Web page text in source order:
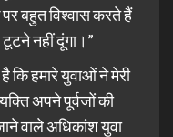
बहुत विश्वास करते हैं
नहीं दूंगा।”
कि हमारे युवाओं ने मेरी
अपने पूर्वजों की
वाले अधिकांश युवा